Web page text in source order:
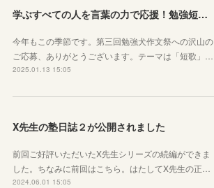
学ぶすべての人を言葉の力で応援！勉強短歌集「学火」【作品随時募集中】
今年もこの季節です。第三回勉強犬作文祭への沢山の
ご応募、ありがとうございます。テーマは「短歌」…
2025.01.13 15:05
X先生の塾日誌２が公開されました
前回ご好評いただいたX先生シリーズの続編ができま
した。ちなみに前回はこちら。はたしてX先生の正…
2024.06.01 15:05